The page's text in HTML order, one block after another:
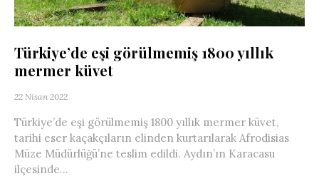
Türkiye’de eşi görülmemiş 1800 yıllık
mermer küvet
22 Nisan 2022
Türkiye’de eşi görülmemiş 1800 yıllık mermer küvet,
tarihi eser kaçakçıların elinden kurtarılarak Afrodisias
Müze Müdürlüğü’ne teslim edildi. Aydın’ın Karacasu
ilçesinde...